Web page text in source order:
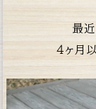
最近
４ヶ月